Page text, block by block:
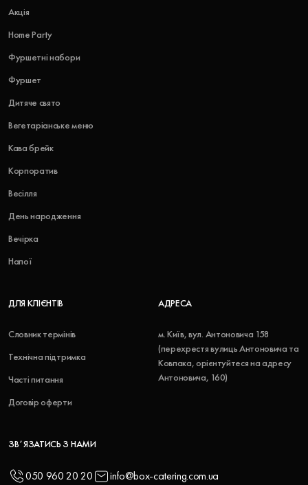
Акція
Home Party
Фуршетні набори
Фуршет
Дитяче свято
Вегетаріанське меню
Кава брейк
Корпоратив
Весілля
День народження
Вечірка
Напої
ДЛЯ КЛІЄНТІВ
Словник термінів
Технічна підтримка
Часті питання
Договір оферти
АДРЕСА
м. Київ, вул. Антоновича 158
(перехрестя вулиць Антоновича та
Ковпака, орієнтуйтеся на адресу
Антоновича, 160)
ЗВʼЯЗАТИСЬ З НАМИ
050 960 20 20 info@box-catering.com.ua